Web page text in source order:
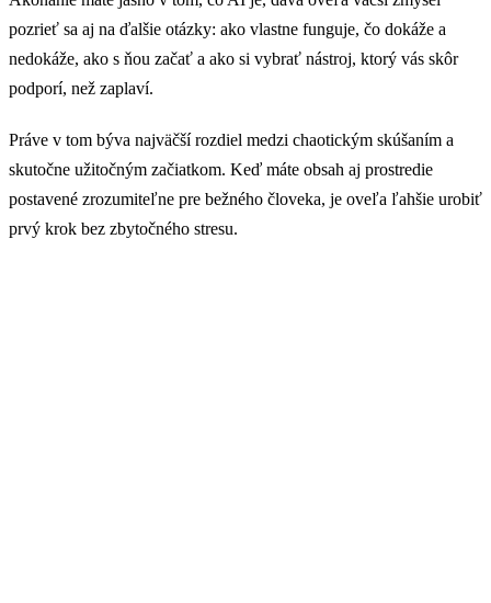
pozrieť sa aj na ďalšie otázky: ako vlastne funguje, čo dokáže a
nedokáže, ako s ňou začať a ako si vybrať nástroj, ktorý vás skôr
podporí, než zaplaví.
Práve v tom býva najväčší rozdiel medzi chaotickým skúšaním a
skutočne užitočným začiatkom. Keď máte obsah aj prostredie
postavené zrozumiteľne pre bežného človeka, je oveľa ľahšie urobiť
prvý krok bez zbytočného stresu.